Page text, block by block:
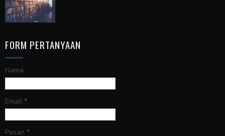
FORM PERTANYAAN
Nama
Email *
Pesan *